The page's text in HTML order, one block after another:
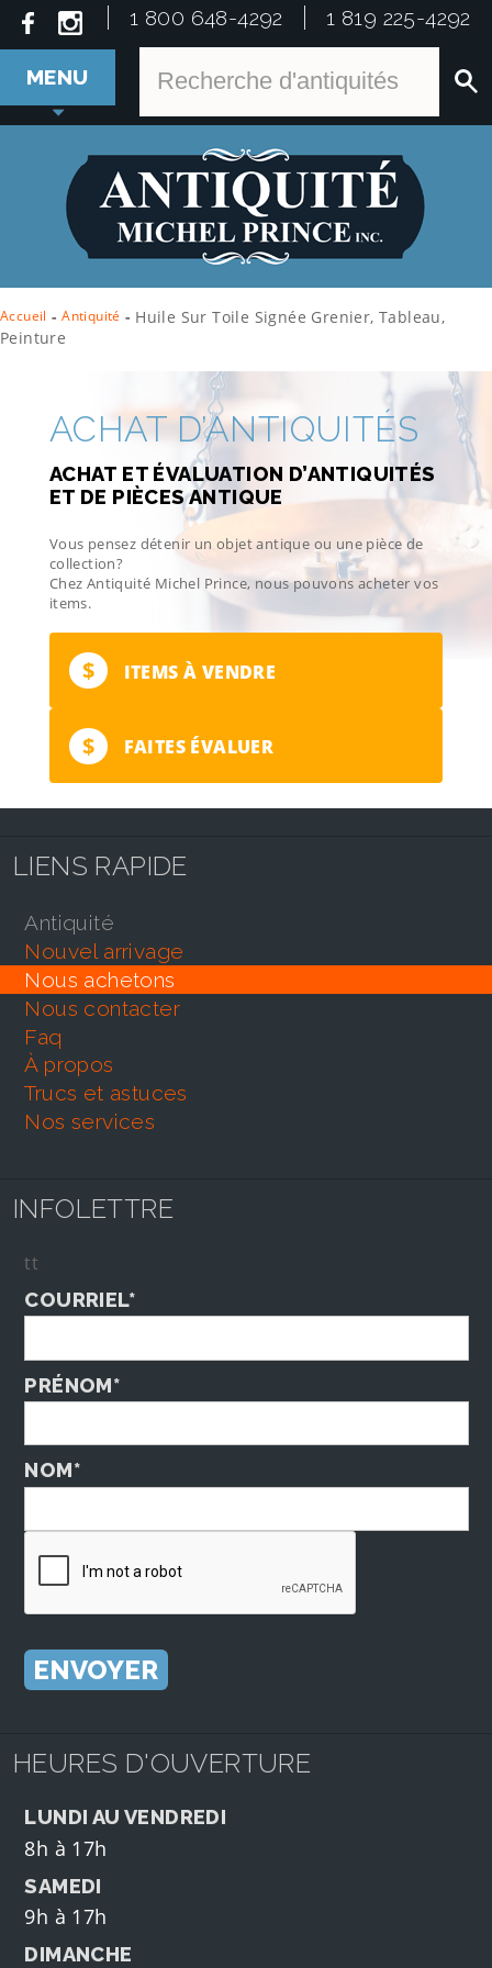
1 800 648-4292 1 819 225-4292
MENU
Accueil - Antiquité - Huile Sur Toile Signée Grenier, Tableau,
Peinture
ACHAT D’ANTIQUITÉS
ACHAT ET ÉVALUATION D’ANTIQUITÉS
ET DE PIÈCES ANTIQUE
Vous pensez détenir un objet antique ou une pièce de
collection?
Chez Antiquité Michel Prince, nous pouvons acheter vos
items.
$ ITEMS À VENDRE
$ FAITES ÉVALUER
LIENS RAPIDE
antiquité
nouvel arrivage
nous achetons
nous contacter
faq
À propos
trucs et astuces
nos services
INFOLETTRE
tt
COURRIEL*
PRÉNOM*
NOM*
HEURES D'OUVERTURE
LUNDI AU VENDREDI
8h à 17h
SAMEDI
9h à 17h
DIMANCHE